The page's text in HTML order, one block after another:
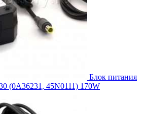
Блок питания
(0A36231, 45N0111) 170W